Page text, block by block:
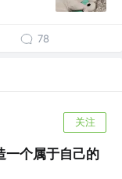
78
关注
个属于自己的